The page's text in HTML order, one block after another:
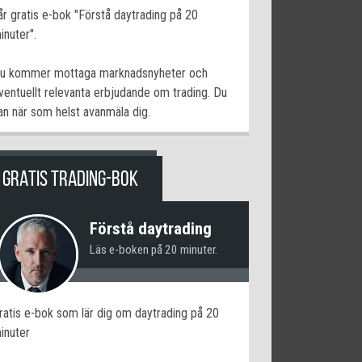
gratis e-bok "Förstå daytrading på 20
kommer mottaga marknadsnyheter och
relevanta erbjudande om trading. Du
när som helst avanmäla dig.
GRATIS TRADING-BOK
Förstå daytrading
Läs e-boken på 20 minuter.
e-bok som lär dig om daytrading på 20